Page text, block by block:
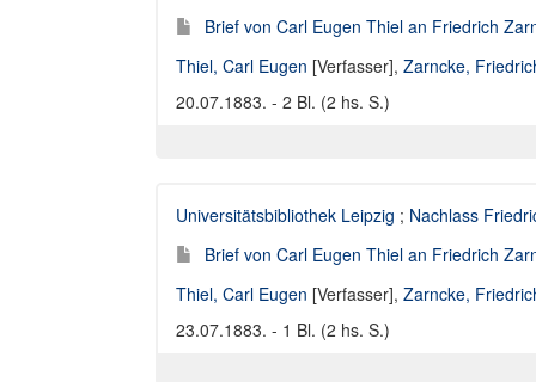
Brief von Carl Eugen Thiel an Friedrich
Thiel, Carl Eugen [Verfasser], Zarncke,
20.07.1883. - 2 Bl. (2 hs. S.)
Universitätsbibliothek Leipzig ; Nachlass
Brief von Carl Eugen Thiel an Friedrich
Thiel, Carl Eugen [Verfasser], Zarncke,
23.07.1883. - 1 Bl. (2 hs. S.)